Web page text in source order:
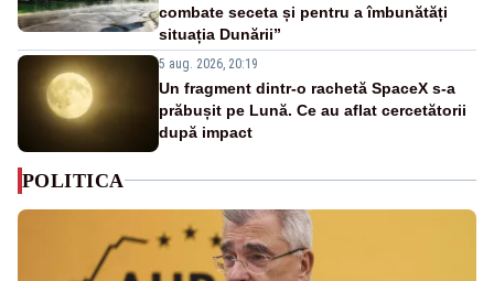
combate seceta și pentru a îmbunătăți
situația Dunării”
5 aug. 2026, 20:19
Un fragment dintr-o rachetă SpaceX s-a
prăbușit pe Lună. Ce au aflat cercetătorii
după impact
POLITICA